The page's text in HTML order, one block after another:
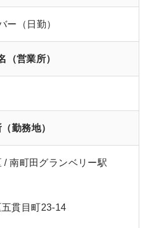
ー（日勤）
（営業所）
勤務地）
/ 南町田グランベリー駅
貫目町23-14